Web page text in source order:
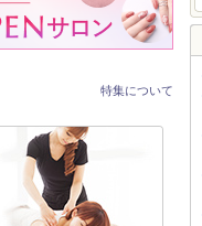
特集について